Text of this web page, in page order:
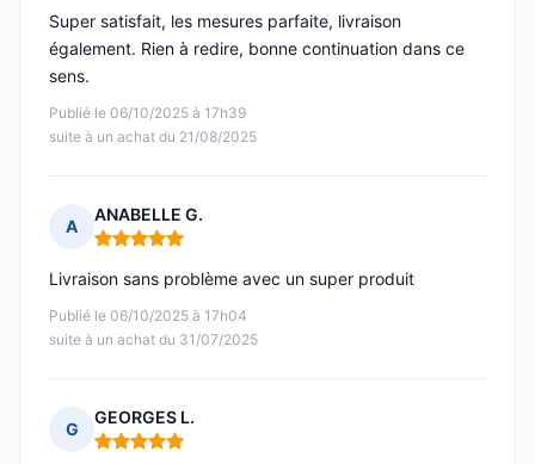
Publié le 06/10/2025 à 17h39
suite à un achat du 21/08/2025
Super satisfait, les mesures parfaite, livraison
également. Rien à redire, bonne continuation dans ce
sens.
A
ANABELLE G.
Note : 5 sur 5
Publié le 06/10/2025 à 17h04
suite à un achat du 31/07/2025
Livraison sans problème avec un super produit
G
GEORGES L.
Note : 5 sur 5